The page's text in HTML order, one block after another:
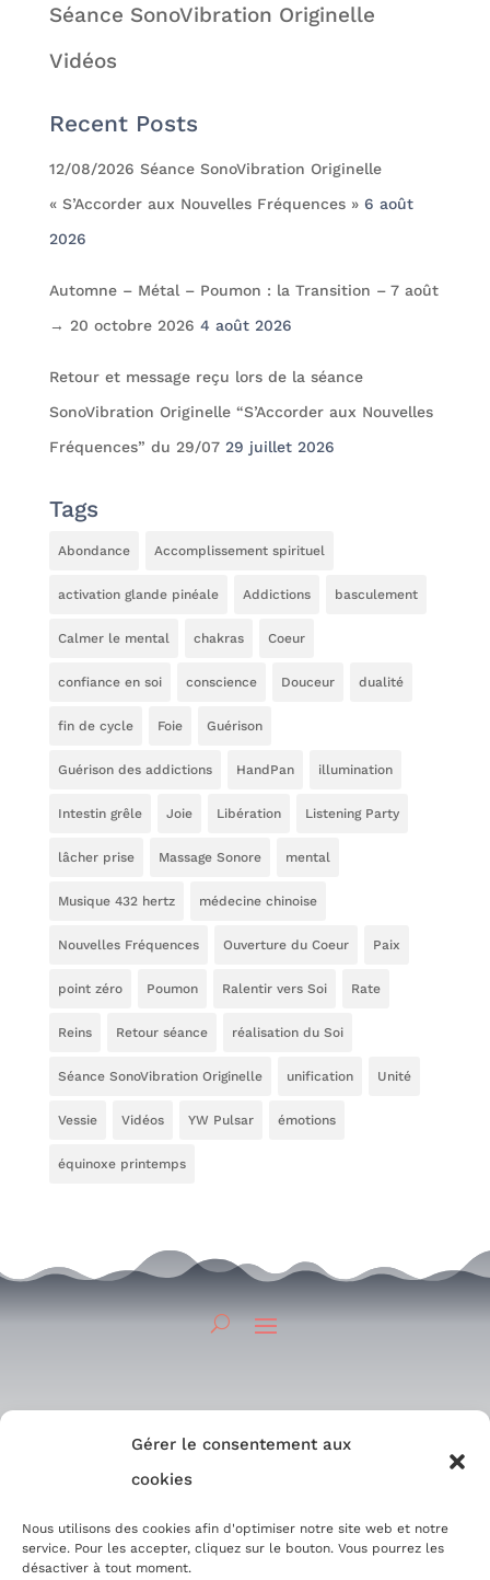
Gérer le consentement aux
cookies
Nous utilisons des cookies afin d'optimiser notre site web et notre
service. Pour les accepter, cliquez sur le bouton. Vous pourrez les
désactiver à tout moment.
Séance SonoVibration Originelle
Vidéos
Recent Posts
12/08/2026 Séance SonoVibration Originelle
« S’Accorder aux Nouvelles Fréquences » 6 août
2026
Automne – Métal – Poumon : la Transition – 7 août
→ 20 octobre 2026 4 août 2026
Retour et message reçu lors de la séance
SonoVibration Originelle “S’Accorder aux Nouvelles
Fréquences” du 29/07 29 juillet 2026
Tags
Abondance Accomplissement spirituel
activation glande pinéale Addictions basculement
Calmer le mental chakras Coeur
confiance en soi conscience Douceur dualité
fin de cycle Foie Guérison
Guérison des addictions HandPan illumination
Intestin grêle Joie Libération Listening Party
lâcher prise Massage Sonore mental
Musique 432 hertz médecine chinoise
Nouvelles Fréquences Ouverture du Coeur Paix
point zéro Poumon Ralentir vers Soi Rate
Reins Retour séance réalisation du Soi
Séance SonoVibration Originelle unification Unité
Vessie Vidéos YW Pulsar émotions
équinoxe printemps
« S’Accorder aux Nouvelles Fréquences »